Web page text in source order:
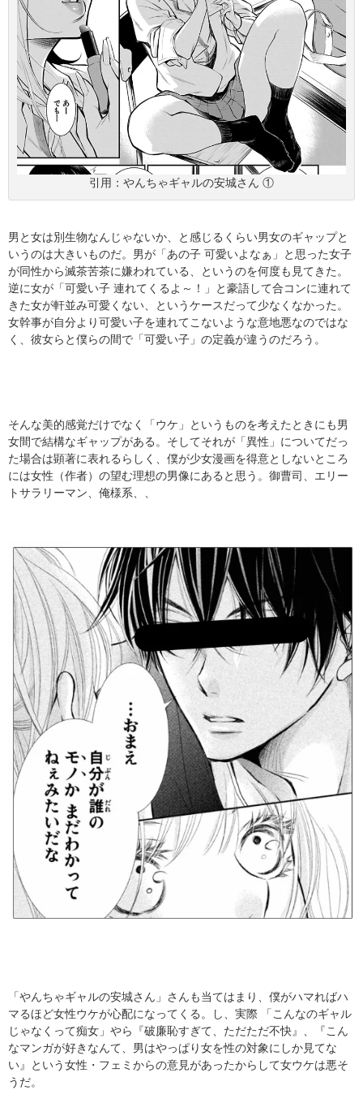
引用：やんちゃギャルの安城さん ①
男と女は別生物なんじゃないか、と感じるくらい男女のギャップと
いうのは大きいものだ。男が「あの子 可愛いよなぁ」と思った女子
が同性から滅茶苦茶に嫌われている、というのを何度も見てきた。
逆に女が「可愛い子 連れてくるよ～！」と豪語して合コンに連れて
きた女が軒並み可愛くない、というケースだって少なくなかった。
女幹事が自分より可愛い子を連れてこないような意地悪なのではな
く、彼女らと僕らの間で「可愛い子」の定義が違うのだろう。
そんな美的感覚だけでなく「ウケ」というものを考えたときにも男
女間で結構なギャップがある。そしてそれが「異性」についてだっ
た場合は顕著に表れるらしく、僕が少女漫画を得意としないところ
には女性（作者）の望む理想の男像にあると思う。御曹司、エリー
トサラリーマン、俺様系、、
「やんちゃギャルの安城さん」さんも当てはまり、僕がハマればハ
マるほど女性ウケが心配になってくる。し、実際 「こんなのギャル
じゃなくって痴女」やら『破廉恥すぎて、ただただ不快』、『こん
なマンガが好きなんて、男はやっぱり女を性の対象にしか見てな
い』という女性・フェミからの意見があったからして女ウケは悪そ
うだ。